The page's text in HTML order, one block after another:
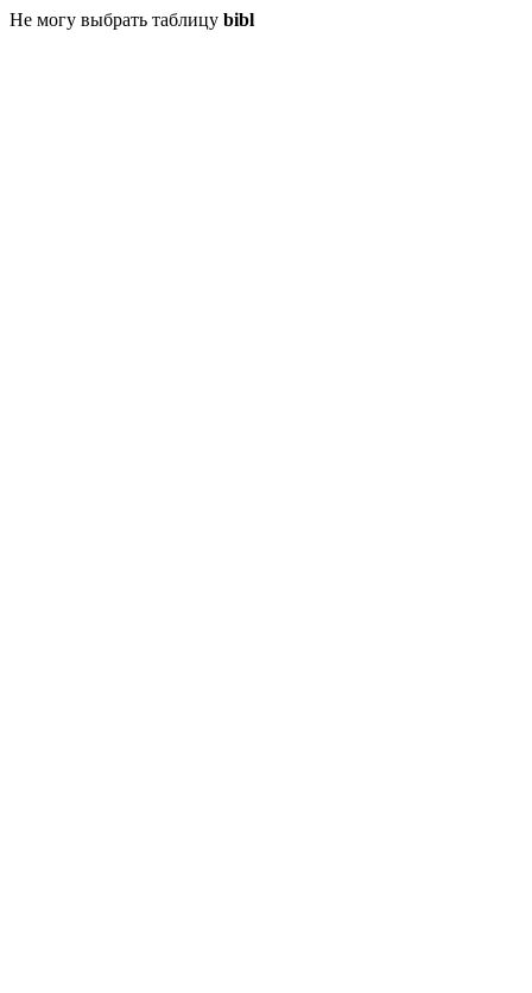
Не могу выбрать таблицу bibl